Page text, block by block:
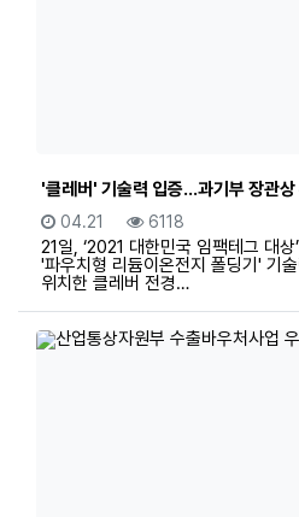
'클레버' 기술력 입증...과기부 장관상
등록일
04.21 조회
6118
21일, ‘2021 대한민국 임팩테그 대
'파우치형 리듐이온전지 폴딩기' 기
위치한 클레버 전경…